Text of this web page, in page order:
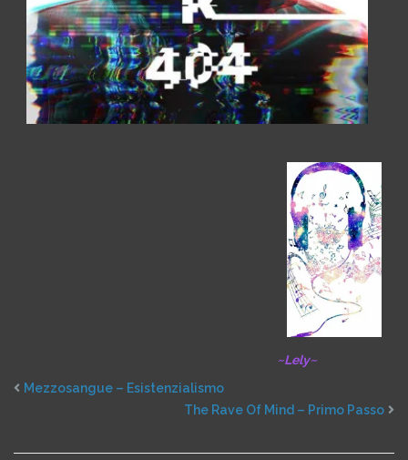
~Lely~
Mezzosangue – Esistenzialismo
The Rave Of Mind – Primo Passo